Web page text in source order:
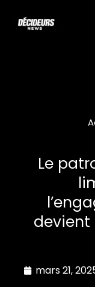
Le
devient
mars 21,